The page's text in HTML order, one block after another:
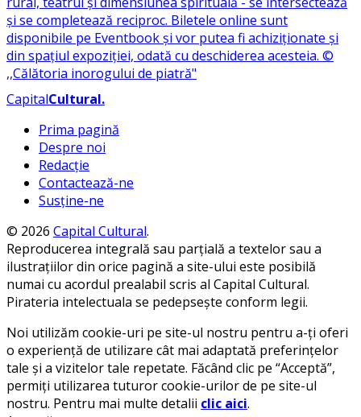
CapitalCultural.
Prima pagină
Despre noi
Redacție
Contactează-ne
Susține-ne
© 2026 Capital Cultural.
Reproducerea integrală sau parțială a textelor sau a
ilustrațiilor din orice pagină a site-ului este posibilă
numai cu acordul prealabil scris al Capital Cultural.
Pirateria intelectuala se pedepsește conform legii.
Noi utilizăm cookie-uri pe site-ul nostru pentru a-ți oferi
o experiență de utilizare cât mai adaptată preferințelor
tale și a vizitelor tale repetate. Făcând clic pe “Acceptă”,
permiți utilizarea tuturor cookie-urilor de pe site-ul
nostru. Pentru mai multe detalii clic aici.